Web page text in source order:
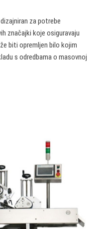
za potrebe
značajki koje osiguravaju
biti opremljen bilo kojim
s odredbama o masovnoj